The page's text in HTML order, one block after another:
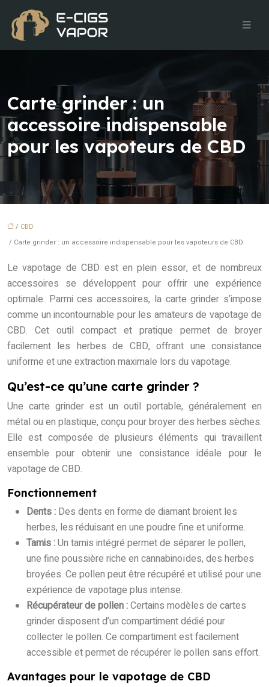
Carte grinder : un
accessoire indispensable
pour les vapoteurs de CBD
/ CBD
/ Carte grinder : un accessoire indispensable pour les vapoteurs de CBD
Le vapotage de CBD est en plein essor, et de nombreux
accessoires se développent pour offrir une expérience
optimale. Parmi ces accessoires, la carte grinder s’impose
comme un incontournable pour les amateurs de vapotage de
CBD. Cet outil compact et pratique permet de broyer
facilement les herbes de CBD, offrant une consistance
uniforme et une extraction maximale lors du vapotage.
Qu’est-ce qu’une carte grinder ?
Une carte grinder est un outil portable, généralement en
métal ou en plastique, conçu pour broyer des herbes sèches.
Elle est composée de plusieurs éléments qui travaillent
ensemble pour obtenir une consistance idéale pour le
vapotage de CBD.
Fonctionnement
Dents : Des dents en forme de diamant broient les
herbes, les réduisant en une poudre fine et uniforme.
Tamis :Un tamis intégré permet de séparer le pollen,
une fine poussière riche en cannabinoïdes, des herbes
broyées. Ce pollen peut être récupéré et utilisé pour une
expérience de vapotage plus intense.
Récupérateur de pollen :Certains modèles de cartes
grinder disposent d’un compartiment dédié pour
collecter le pollen. Ce compartiment est facilement
accessible et permet de récupérer le pollen sans effort.
Avantages pour le vapotage de CBD